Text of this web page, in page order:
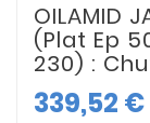
OILAMID
(Plat Ep
230) :
339,52 €